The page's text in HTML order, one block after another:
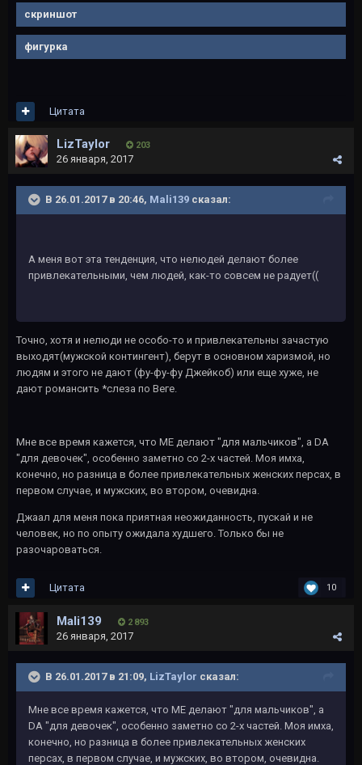
скриншот
фигурка
Цитата
LizTaylor 203
26 января, 2017
В 26.01.2017 в 20:46, Mali139 сказал:
А меня вот эта тенденция, что нелюдей делают более
привлекательными, чем людей, как-то совсем не радует((
Точно, хотя и нелюди не особо-то и привлекательны зачастую
выходят(мужской контингент), берут в основном харизмой, но
людям и этого не дают (фу-фу-фу Джейкоб) или еще хуже, не
дают романсить *слеза по Веге.
Мне все время кажется, что МЕ делают "для мальчиков", а DA
"для девочек", особенно заметно со 2-х частей. Моя имха,
конечно, но разница в более привлекательных женских персах, в
первом случае, и мужских, во втором, очевидна.
Джаал для меня пока приятная неожиданность, пускай и не
человек, но по опыту ожидала худшего. Только бы не
разочароваться.
10
Цитата
Mali139 2 893
26 января, 2017
В 26.01.2017 в 21:09, LizTaylor сказал:
Мне все время кажется, что МЕ делают "для мальчиков", а
DA "для девочек", особенно заметно со 2-х частей. Моя имха,
конечно, но разница в более привлекательных женских
персах, в первом случае, и мужских, во втором, очевидна.